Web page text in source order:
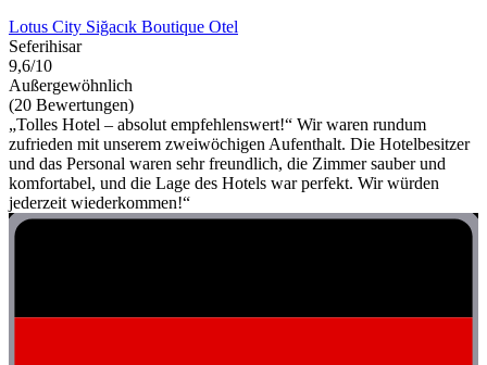
Lotus City Siğacık Boutique Otel
Seferihisar
9,6/10
Außergewöhnlich
(20 Bewertungen)
„Tolles Hotel – absolut empfehlenswert!“ Wir waren rundum
zufrieden mit unserem zweiwöchigen Aufenthalt. Die Hotelbesitzer
und das Personal waren sehr freundlich, die Zimmer sauber und
komfortabel, und die Lage des Hotels war perfekt. Wir würden
jederzeit wiederkommen!“